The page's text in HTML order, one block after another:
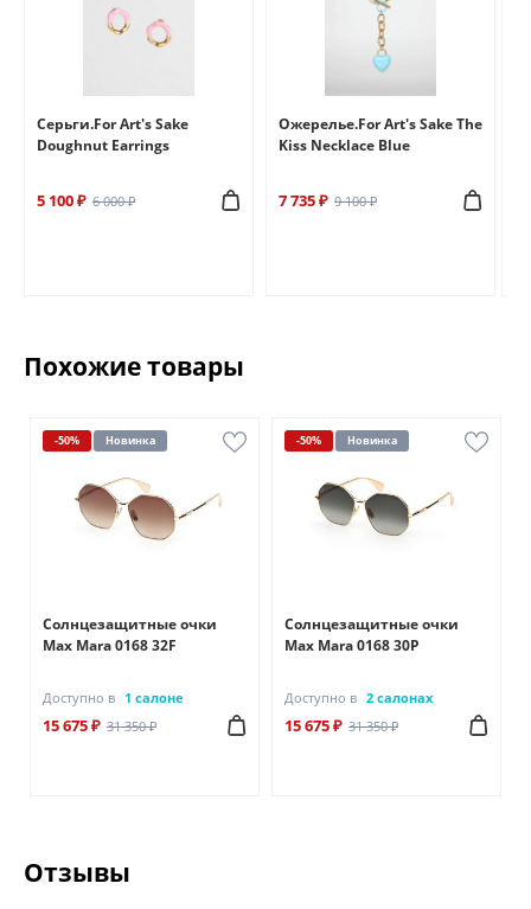
Серьги.For Art's Sake
Doughnut Earrings
5 100 ₽ 6 000 ₽
Ожерелье.For Art's Sake The
Kiss Necklace Blue
7 735 ₽ 9 100 ₽
Похожие товары
-50% Новинка
Солнцезащитные очки
Max Mara 0168 32F
Доступно в 1 салоне
15 675 ₽ 31 350 ₽
-50% Новинка
Солнцезащитные очки
Max Mara 0168 30P
Доступно в 2 салонах
15 675 ₽ 31 350 ₽
Отзывы